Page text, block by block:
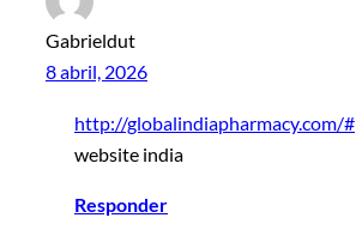
Gabrieldut
8 abril, 2026
http://globalindiapharmacy.com/#
website india
Responder